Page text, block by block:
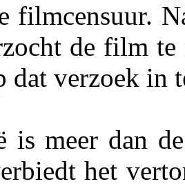
filmcensuur.
de film
dat verzoek in
is meer dan
het